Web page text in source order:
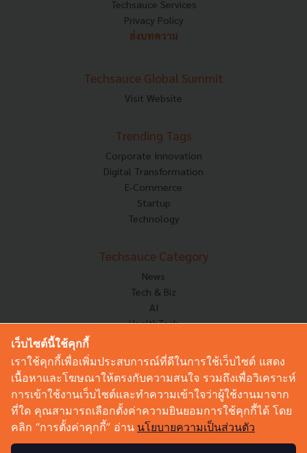
Techsauce Services
Privacy Policy
ส่งบทความ
Techsauce Global Summit
Visit Website
Trending Tags
Corporate Innovation
Digital Transformation
E-Commerce
Startup
Technology
Techsauce Category
News
Tech & Biz
AI
HealthTech
Corp Innov
Saucy Thoughts
Based On
Sustainable
Videos
Podcast
เว็บไซต์นี้ใช้คุกกี้
เราใช้คุกกี้เพื่อเพิ่มประสบการณ์ที่ดีในการใช้เว็บไซต์ แสดง
เนื้อหาและโฆษณาให้ตรงกับความสนใจ รวมถึงเพื่อวิเคราะห์
การเข้าใช้งานเว็บไซต์และทำความเข้าใจว่าผู้ใช้งานมาจาก
ที่ใด คุณสามารถเลือกตั้งค่าความยินยอมการใช้คุกกี้ได้ โดย
คลิก “การตั้งค่าคุกกี้” อ่าน นโยบายความเป็นส่วนตัว